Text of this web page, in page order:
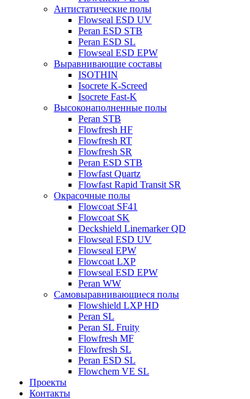
Антистатические полы
Flowseal ESD UV
Peran ESD STB
Peran ESD SL
Flowseal ESD EPW
Выравнивающие составы
ISOTHIN
Isocrete K-Screed
Isocrete Fast-K
Высоконаполненные полы
Peran STB
Flowfresh HF
Flowfresh RT
Flowfresh SR
Peran ESD STB
Flowfast Quartz
Flowfast Rapid Transit SR
Окрасочные полы
Flowcoat SF41
Flowcoat SK
Deckshield Linemarker QD
Flowseal ESD UV
Flowseal EPW
Flowcoat LXP
Flowseal ESD EPW
Peran WW
Самовыравнивающиеся полы
Flowshield LXP HD
Peran SL
Peran SL Fruity
Flowfresh MF
Flowfresh SL
Peran ESD SL
Flowchem VE SL
Проекты
Контакты